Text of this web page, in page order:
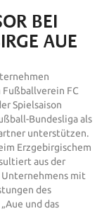
BEI
AUE
Fußballverein FC
Spielsaison
Bundesliga als
unterstützen.
Erzgebirgischem
aus der
mit
des
und das